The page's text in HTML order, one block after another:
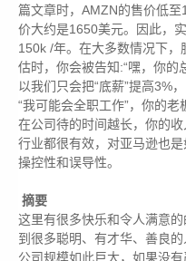
篇文章时，AMZN的售价低
价大约是1650美元。因此，
150k /年。在大多数情况下
估时，你会被告知:“嘿，你
以我们只会把“底薪”提高3%
“我可能会全职工作”，你的
在公司待的时间越长，你的
行业都很有效，对亚马逊也
操控性和误导性。
摘要
这里有很多快乐和令人满意
到很多聪明、有才华、善良的
公司规模如此巨大，如果没